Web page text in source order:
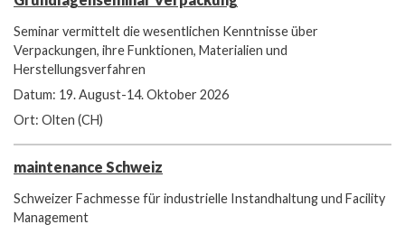
Seminar vermittelt die wesentlichen Kenntnisse über
Verpackungen, ihre Funktionen, Materialien und
Herstellungsverfahren
Datum: 19. August-14. Oktober 2026
Ort: Olten (CH)
maintenance Schweiz
Schweizer Fachmesse für industrielle Instandhaltung und Facility
Management